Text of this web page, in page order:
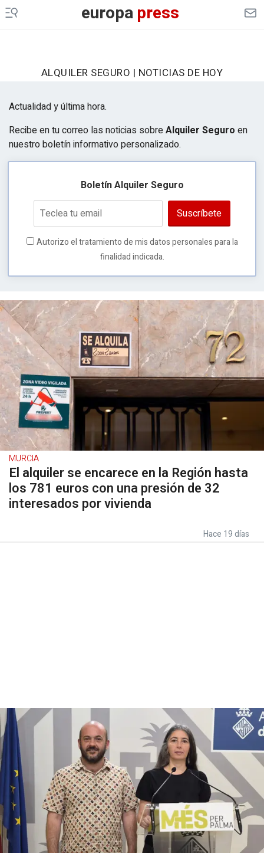
europapress
ALQUILER SEGURO | NOTICIAS DE HOY
Actualidad y última hora.
Recibe en tu correo las noticias sobreAlquiler Seguro en
nuestro boletín informativo personalizado.
Boletín Alquiler Seguro
Suscríbete
Autorizo el tratamiento de mis datos personales para la
finalidad indicada.
MURCIA
El alquiler se encarece en la Región hasta
los 781 euros con una presión de 32
interesados por vivienda
Hace 19 días